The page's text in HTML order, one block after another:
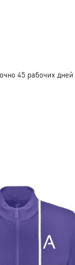
45 рабочих дней